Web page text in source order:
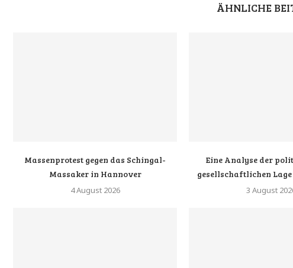
ÄHNLICHE
Massenprotest gegen das Schingal-
Massaker in Hannover
4 August 2026
Eine Analyse der
gesellschaftlichen
3 August